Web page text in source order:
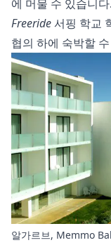
에 머물 수 있습니다.
Freeride서핑 학교
협의 하에 숙박할
알가르브, Memmo